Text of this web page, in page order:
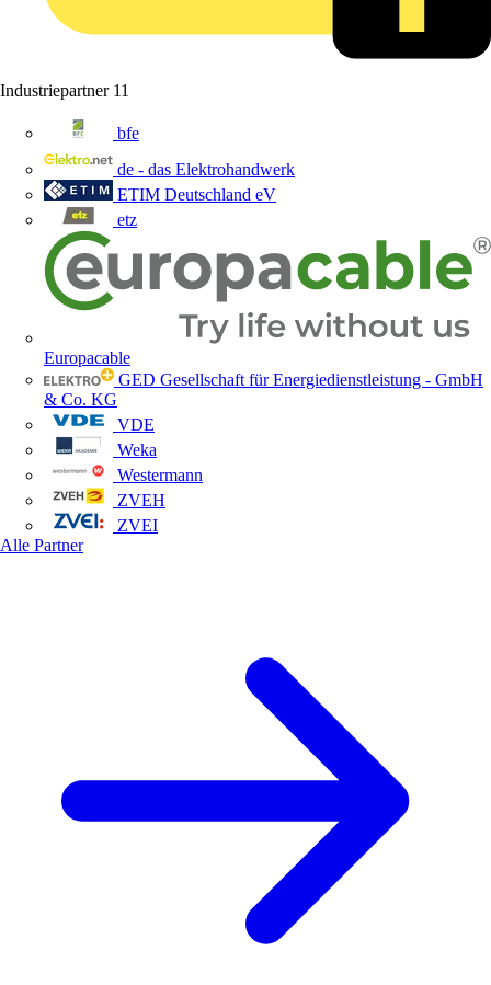
Industriepartner 11
bfe
de - das Elektrohandwerk
ETIM Deutschland eV
etz
Europacable
GED Gesellschaft für Energiedienstleistung - GmbH
& Co. KG
VDE
Weka
Westermann
ZVEH
ZVEI
Alle Partner